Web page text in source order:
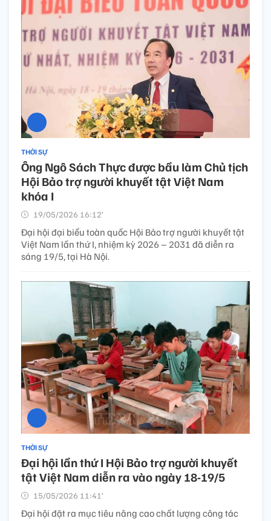
THỜI SỰ
Ông Ngô Sách Thực được bầu làm Chủ tịch
Hội Bảo trợ người khuyết tật Việt Nam
khóa I
19/05/2026 16:12’
Đại hội đại biểu toàn quốc Hội Bảo trợ người khuyết tật
Việt Nam lần thứ I, nhiệm kỳ 2026 – 2031 đã diễn ra
sáng 19/5, tại Hà Nội.
THỜI SỰ
Đại hội lần thứ I Hội Bảo trợ người khuyết
tật Việt Nam diễn ra vào ngày 18-19/5
15/05/2026 11:41’
Đại hội đặt ra mục tiêu nâng cao chất lượng công tác